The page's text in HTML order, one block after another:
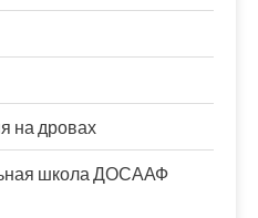
на дровах
школа ДОСААФ